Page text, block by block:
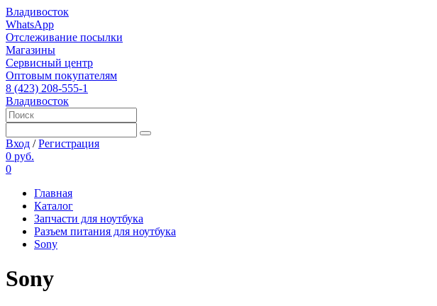
Владивосток
WhatsApp
Отслеживание посылки
Магазины
Сервисный центр
Оптовым покупателям
8 (423) 208-555-1
Владивосток
Вход /Регистрация
0 руб.
0
Главная
Каталог
Запчасти для ноутбука
Разъем питания для ноутбука
Sony
Sony